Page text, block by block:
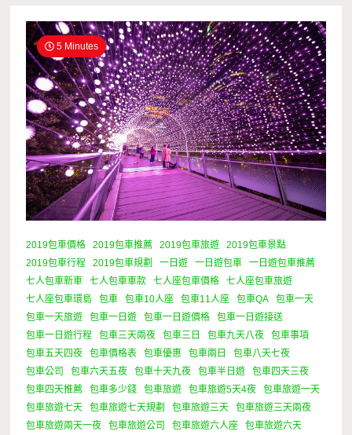
5 Minutes
2019包車價格 2019包車推薦 2019包車旅遊
2019包車景點
2019包車行程
2019包車規劃 一日遊 一日遊包車
一日遊包車推薦
七人包車新車
七人包車車款 七人座包車價格
七人座包車旅遊
七人座包車環島
包車 包車10人座 包車11人座 包車QA
包車一天
包車一天旅遊
包車一日遊 包車一日遊價格
包車一日遊接送
包車一日遊行程
包車三天兩夜 包車三日 包車九天八夜
包車事項
包車五天四夜
包車價格表 包車優惠 包車兩日
包車八天七夜
包車公司
包車六天五夜 包車十天九夜 包車半日遊
包車四天三夜
包車四天推薦
包車多少錢 包車旅遊 包車旅遊5天4夜
包車旅遊一天
包車旅遊七天
包車旅遊七天規劃 包車旅遊三天
包車旅遊三天兩夜
包車旅遊兩天一夜
包車旅遊公司 包車旅遊六人座
包車旅遊六天